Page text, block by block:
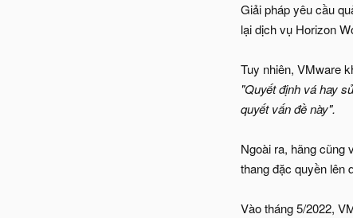
Giải pháp yêu cầu
lại dịch vụ Horizon
Tuy nhiên, VMware
"Quyết định vá hay
quyết vấn đề này".
Ngoài ra, hãng cũng
thang đặc quyền lên
Vào tháng 5/2022,